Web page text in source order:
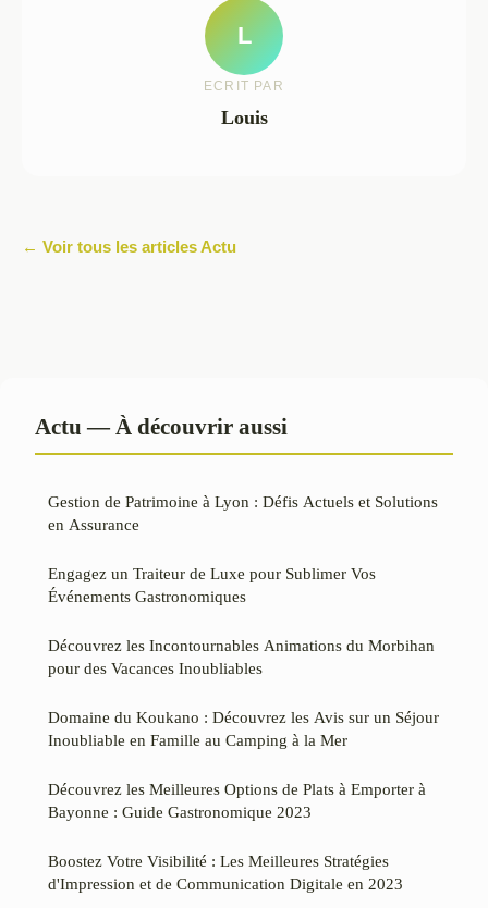
L
ECRIT PAR
Louis
← Voir tous les articles Actu
Actu — À découvrir aussi
Gestion de Patrimoine à Lyon : Défis Actuels et Solutions
en Assurance
Engagez un Traiteur de Luxe pour Sublimer Vos
Événements Gastronomiques
Découvrez les Incontournables Animations du Morbihan
pour des Vacances Inoubliables
Domaine du Koukano : Découvrez les Avis sur un Séjour
Inoubliable en Famille au Camping à la Mer
Découvrez les Meilleures Options de Plats à Emporter à
Bayonne : Guide Gastronomique 2023
Boostez Votre Visibilité : Les Meilleures Stratégies
d'Impression et de Communication Digitale en 2023